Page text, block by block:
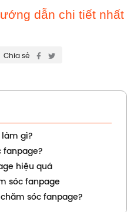
dẫn chi tiết nhất
Chia sẻ
làm gì?
fanpage?
hiệu quả
sóc fanpage
sóc fanpage?